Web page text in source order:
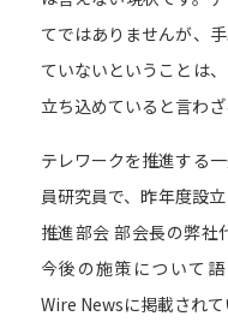
てではありませんが、
ていないということは
立ち込めていると言わざ
テレワークを推進する
員研究員で、昨年度設
推進部会 部会長の弊社
今後の施策について
Wire Newsに掲載されて